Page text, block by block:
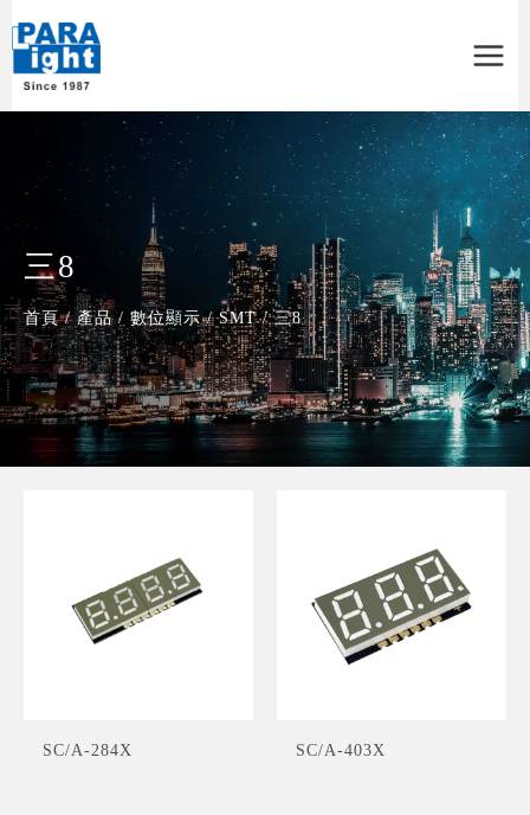
Menu
三8
首頁 / 產品 / 數位顯示 / SMT / 三8
SC/A-284X SC/A-403X